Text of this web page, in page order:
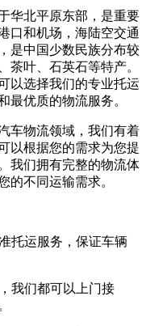
华北平原东部，是重要
口和机场，海陆空交通
是中国少数民族分布较
茶叶、石英石等特产。
以选择我们的专业托运
最优质的物流服务。
车物流领域，我们有着
以根据您的需求为您提
我们拥有完整的物流体
的不同运输需求。
托运服务，保证车辆
我们都可以上门接